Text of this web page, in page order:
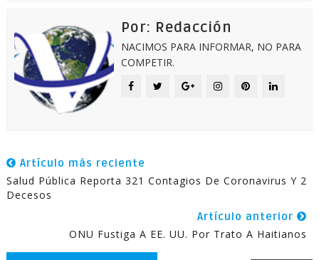
Por: Redacción
NACIMOS PARA INFORMAR, NO PARA
COMPETIR.
Artículo más reciente
Salud Pública Reporta 321 Contagios De Coronavirus Y 2
Decesos
Artículo anterior
ONU Fustiga A EE. UU. Por Trato A Haitianos